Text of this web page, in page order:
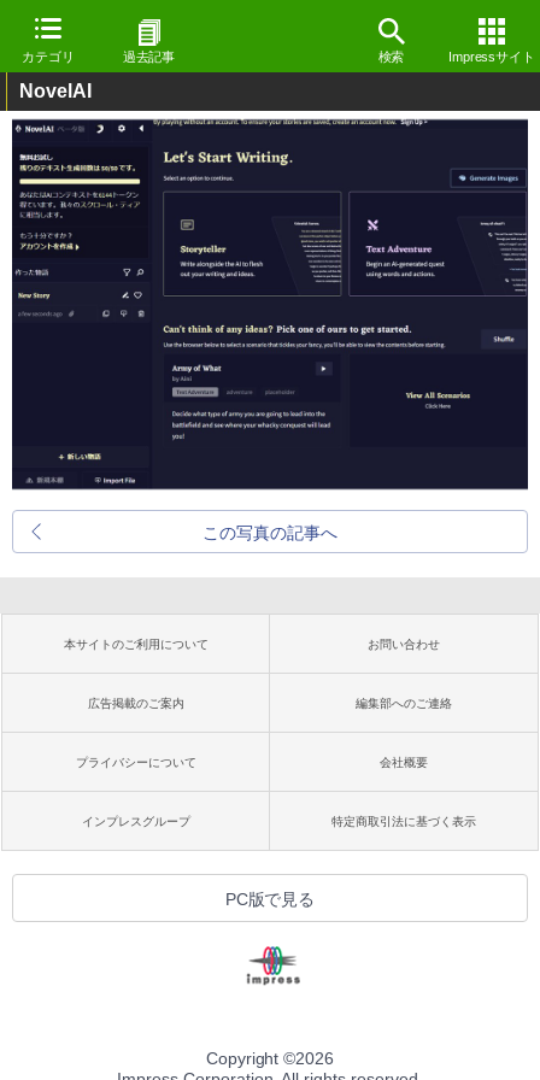
カテゴリ 過去記事 検索 Impressサイト
NovelAI
この写真の記事へ
本サイトのご利用について お問い合わせ
広告掲載のご案内 編集部へのご連絡
プライバシーについて 会社概要
インプレスグループ 特定商取引法に基づく表示
PC版で見る
Copyright ©2026